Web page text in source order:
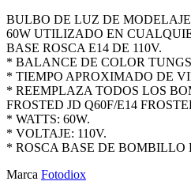
BULBO DE LUZ DE
60W UTILIZADO EN
BASE ROSCA E14 DE 110V.
* BALANCE DE COLOR
* TIEMPO APROXIMADO DE
* REEMPLAZA TODOS LOS
FROSTED JD Q60F/E14
* WATTS: 60W.
* VOLTAJE: 110V.
* ROSCA BASE DE BOMBILLO
Marca Fotodiox